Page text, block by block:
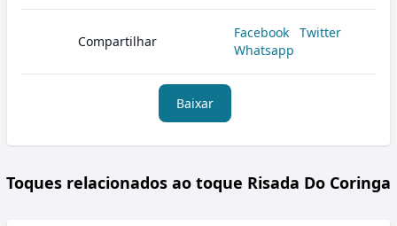
Compartilhar
Facebook
Twitter
Whatsapp
Baixar
Toques relacionados ao toque Risada Do Coringa